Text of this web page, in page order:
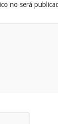
no será